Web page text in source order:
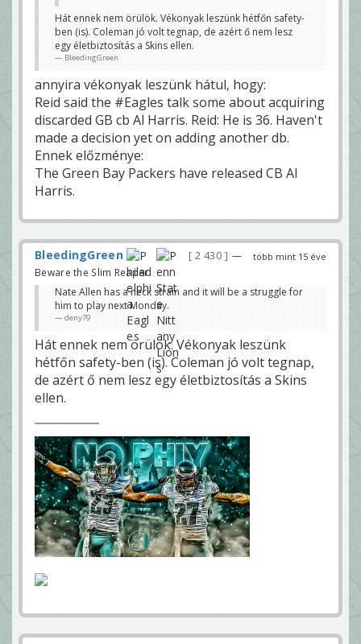
Hát ennek nem örülök. Vékonyak leszünk hétfőn safety-
ben (is). Coleman jó volt tegnap, de azért ő nem lesz
egy életbiztosítás a Skins ellen.
BleedingGreen
annyira vékonyak leszünk hátul, hogy:
Reid said the #Eagles talk some about acquiring
discarded GB cb Al Harris. Reid: He is 36. Haven't
made a decision yet on adding another db.
Ennek előzménye:
The Green Bay Packers have released CB Al
Harris.
több mint 15 éve
BleedingGreen 2 430
—
Beware the Slim Reaper!
Nate Allen has a neck strain and it will be a struggle for
him to play next Monday.
deny79
Hát ennek nem örülök. Vékonyak leszünk
hétfőn safety-ben (is). Coleman jó volt tegnap,
de azért ő nem lesz egy életbiztosítás a Skins
ellen.